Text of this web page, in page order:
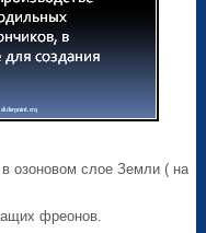
в озоновом слое Земли ( на
фреонов.